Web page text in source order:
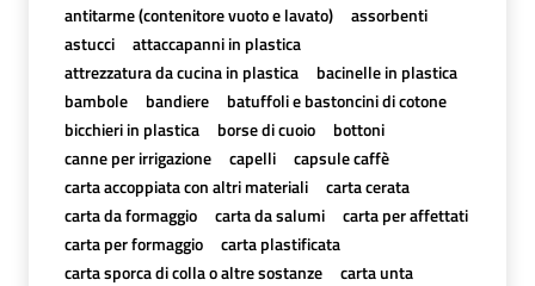
antitarme (contenitore vuoto e lavato)
assorbenti
astucci
attaccapanni in plastica
attrezzatura da cucina in plastica
bacinelle in plastica
bambole
bandiere
batuffoli e bastoncini di cotone
bicchieri in plastica
borse di cuoio
bottoni
canne per irrigazione
capelli
capsule caffè
carta accoppiata con altri materiali
carta cerata
carta da formaggio
carta da salumi
carta per affettati
carta per formaggio
carta plastificata
carta sporca di colla o altre sostanze
carta unta